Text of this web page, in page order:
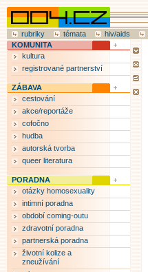
rubriky témata hiv/aids
KOMUNITA
kultura
registrované partnerství
ZÁBAVA
cestování
akce/reportáže
cofočno
hudba
autorská tvorba
queer literatura
PORADNA
otázky homosexuality
intimní poradna
období coming-outu
zdravotní poradna
partnerská poradna
životní kolize a
zneužívání